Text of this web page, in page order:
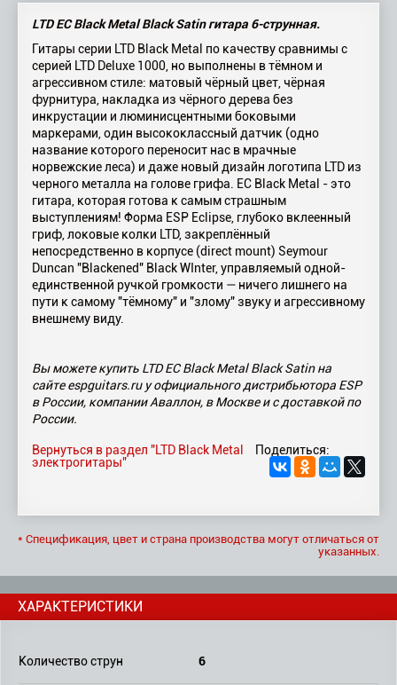
LTD EC Black Metal Black Satin гитара 6-струнная.
Гитары серии LTD Black Metal по качеству сравнимы с
серией LTD Deluxe 1000, но выполнены в тёмном и
агрессивном стиле: матовый чёрный цвет, чёрная
фурнитура, накладка из чёрного дерева без
инкрустации и люминисцентными боковыми
маркерами, один высококлассный датчик (одно
название которого переносит нас в мрачные
норвежские леса) и даже новый дизайн логотипа LTD из
черного металла на голове грифа. EC Black Metal - это
гитара, которая готова к самым страшным
выступлениям! Форма ESP Eclipse, глубоко вклеенный
гриф, локовые колки LTD, закреплённый
непосредственно в корпусе (direct mount) Seymour
Duncan "Blackened" Black WInter, управляемый одной-
единственной ручкой громкости — ничего лишнего на
пути к самому "тёмному" и "злому" звуку и агрессивному
внешнему виду.
Вы можете купить LTD EC Black Metal Black Satin на
сайте espguitars.ru у официального дистрибьютора ESP
в России, компании Аваллон, в Москве и с доставкой по
России.
Поделиться:
Вернуться в раздел "LTD Black Metal
электрогитары"
* Спецификация, цвет и страна производства могут отличаться от
указанных.
ХАРАКТЕРИСТИКИ
Количество струн 6